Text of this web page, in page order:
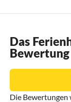
Das
Bewertung
Die